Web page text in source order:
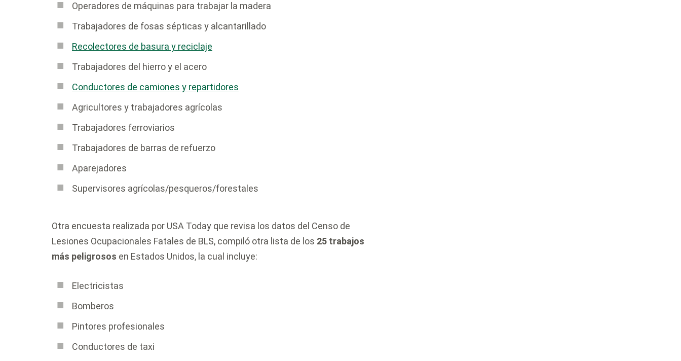
Operadores de máquinas para trabajar la madera
Trabajadores de fosas sépticas y alcantarillado
Recolectores de basura y reciclaje
Trabajadores del hierro y el acero
Conductores de camiones y repartidores
Agricultores y trabajadores agrícolas
Trabajadores ferroviarios
Trabajadores de barras de refuerzo
Aparejadores
Supervisores agrícolas/pesqueros/forestales
Otra encuesta realizada por USA Today que revisa los datos del Censo de
Lesiones Ocupacionales Fatales de BLS, compiló otra lista de los 25 trabajos
más peligrosos en Estados Unidos, la cual incluye:
Electricistas
Bomberos
Pintores profesionales
Conductores de taxi